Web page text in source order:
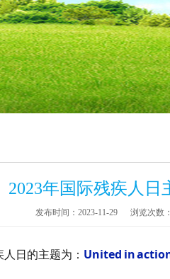
2023年国际残疾人日
发布时间：2023-11-29 浏览次数
日的主题为： United in